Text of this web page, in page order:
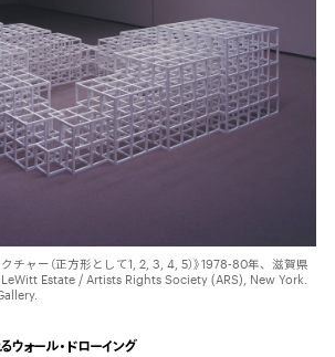
チャー（正方形として1, 2, 3, 4, 5）》1978-80年、滋賀県
Estate / Artists Rights Society (ARS), New York.
ォール・ドローイング